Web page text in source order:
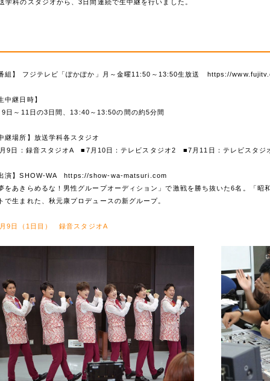
学科のスタジオから、3日間連続で生中継を行いました。
組】 フジテレビ「ぽかぽか」月～金曜11:50～13:50生放送 https://
中継日時】
9日～11日の3日間、13:40～13:50の間の約5分間
継場所】放送学科各スタジオ
9日：録音スタジオA ■7月10日：テレビスタジオ2 ■7月11日：テレビスタジ
演】SHOW-WAhttps://show-wa-matsuri.com
をあきらめるな！男性グループオーディション」で激戦を勝ち抜いた6名。「昭
で生まれた、秋元康プロデュースの新グループ。
9日（1日目） 録音スタジオA